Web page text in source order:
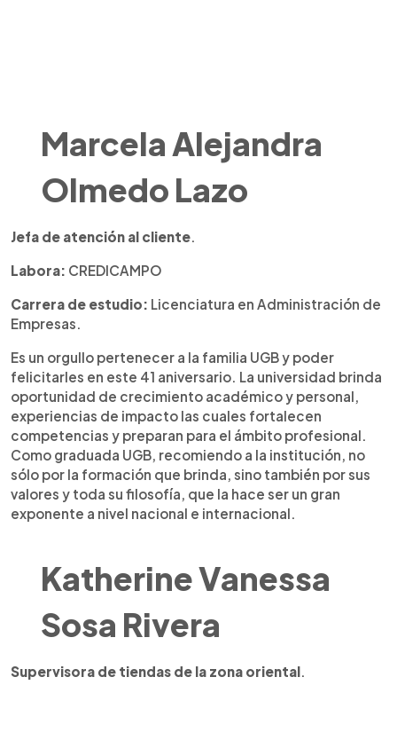
Marcela Alejandra
Olmedo Lazo
Jefa de atención al cliente.
Labora: CREDICAMPO
Carrera de estudio: Licenciatura en Administración de
Empresas.
Es un orgullo pertenecer a la familia UGB y poder
felicitarles en este 41 aniversario. La universidad brinda
oportunidad de crecimiento académico y personal,
experiencias de impacto las cuales fortalecen
competencias y preparan para el ámbito profesional.
Como graduada UGB, recomiendo a la institución, no
sólo por la formación que brinda, sino también por sus
valores y toda su filosofía, que la hace ser un gran
exponente a nivel nacional e internacional.
Katherine Vanessa
Sosa Rivera
Supervisora de tiendas de la zona oriental.